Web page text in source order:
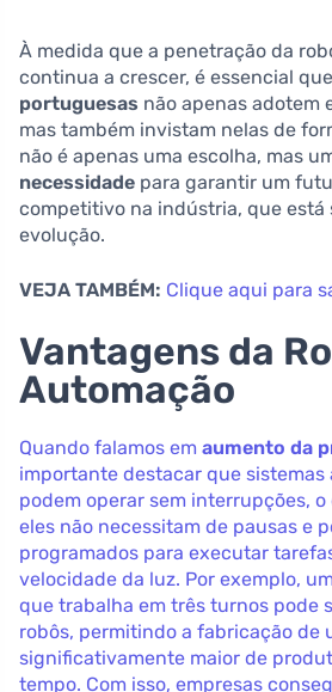
À medida que a penetração da
continua a crescer, é essencial
portuguesas não apenas adotem
mas também invistam nelas de
não é apenas uma escolha, mas
necessidade para garantir um
competitivo na indústria, que está
evolução.
VEJA TAMBÉM: Clique aqui para
Vantagens da
Automação
Quando falamos em aumento da
importante destacar que sistemas
podem operar sem interrupções,
eles não necessitam de pausas e
programados para executar
velocidade da luz. Por exemplo,
que trabalha em três turnos pode
robôs, permitindo a fabricação de
significativamente maior de
tempo. Com isso, empresas